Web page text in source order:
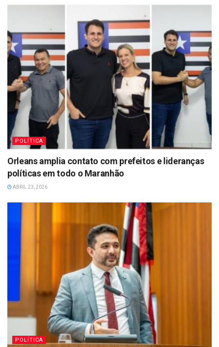
POLÍTICA
Orleans amplia contato com prefeitos e lideranças
políticas em todo o Maranhão
ABRIL 23, 2026
POLÍTICA